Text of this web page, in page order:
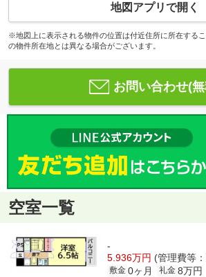
地図アプリで開く
※地図上に表示される物件の位置は付近住所に所在する
の物件所在地とは異なる場合がございます。
お問い合わせ(
空室一覧
-
5.936万円 (管理費等
敷金 0ヶ月 礼金 8万円